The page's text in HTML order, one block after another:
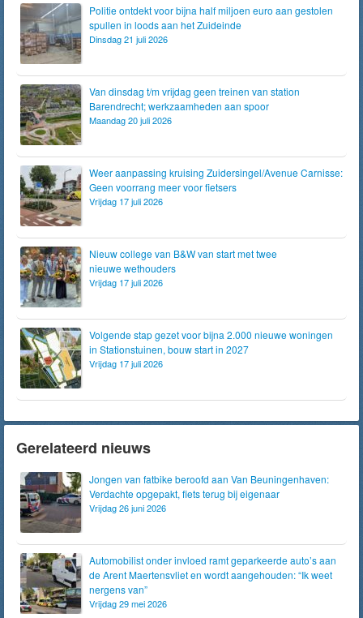
Politie ontdekt voor bijna half miljoen euro aan gestolen
spullen in loods aan het Zuideinde
Dinsdag 21 juli 2026
Van dinsdag t/m vrijdag geen treinen van station
Barendrecht; werkzaamheden aan spoor
Maandag 20 juli 2026
Weer aanpassing kruising Zuidersingel/Avenue Carnisse:
Geen voorrang meer voor fietsers
Vrijdag 17 juli 2026
Nieuw college van B&W van start met twee
nieuwe wethouders
Vrijdag 17 juli 2026
Volgende stap gezet voor bijna 2.000 nieuwe woningen
in Stationstuinen, bouw start in 2027
Vrijdag 17 juli 2026
Gerelateerd nieuws
Jongen van fatbike beroofd aan Van Beuningenhaven:
Verdachte opgepakt, fiets terug bij eigenaar
Vrijdag 26 juni 2026
Automobilist onder invloed ramt geparkeerde auto’s aan
de Arent Maertensvliet en wordt aangehouden: “Ik weet
nergens van”
Vrijdag 29 mei 2026